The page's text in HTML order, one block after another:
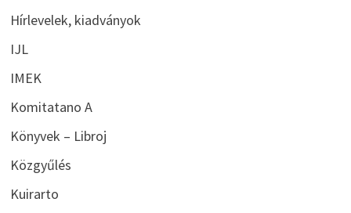
Hírlevelek, kiadványok
IJL
IMEK
Komitatano A
Könyvek – Libroj
Közgyűlés
Kuirarto